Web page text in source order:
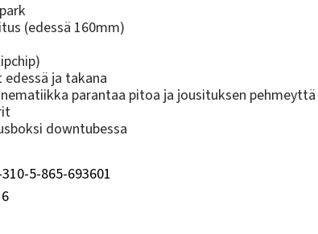
(edessä 160mm)
ja takana
parantaa pitoa ja jousituksen pehmeyttä
downtubessa
5-865-693601